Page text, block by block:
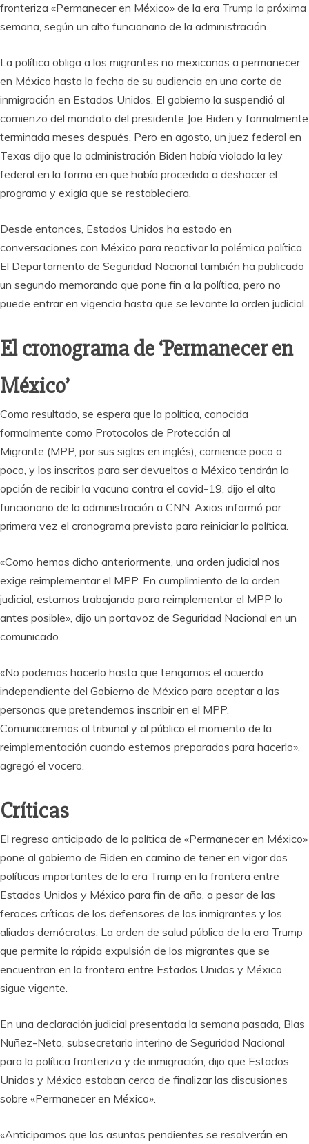
fronteriza «Permanecer en México» de la era Trump la próxima
semana, según un alto funcionario de la administración.
La política obliga a los migrantes no mexicanos a permanecer
en México hasta la fecha de su audiencia en una corte de
inmigración en Estados Unidos. El gobierno la suspendió al
comienzo del mandato del presidente Joe Biden y formalmente
terminada meses después. Pero en agosto, un juez federal en
Texas dijo que la administración Biden había violado la ley
federal en la forma en que había procedido a deshacer el
programa y exigía que se restableciera.
Desde entonces, Estados Unidos ha estado en
conversaciones con México para reactivar la polémica política.
El Departamento de Seguridad Nacional también ha publicado
un segundo memorando que pone fin a la política, pero no
puede entrar en vigencia hasta que se levante la orden judicial.
El cronograma de ‘Permanecer en
México’
Como resultado, se espera que la política, conocida
formalmente como Protocolos de Protección al
Migrante (MPP, por sus siglas en inglés), comience poco a
poco, y los inscritos para ser devueltos a México tendrán la
opción de recibir la vacuna contra el covid-19, dijo el alto
funcionario de la administración a CNN. Axios informó por
primera vez el cronograma previsto para reiniciar la política.
«Como hemos dicho anteriormente, una orden judicial nos
exige reimplementar el MPP. En cumplimiento de la orden
judicial, estamos trabajando para reimplementar el MPP lo
antes posible», dijo un portavoz de Seguridad Nacional en un
comunicado.
«No podemos hacerlo hasta que tengamos el acuerdo
independiente del Gobierno de México para aceptar a las
personas que pretendemos inscribir en el MPP.
Comunicaremos al tribunal y al público el momento de la
reimplementación cuando estemos preparados para hacerlo»,
agregó el vocero.
Críticas
El regreso anticipado de la política de «Permanecer en México»
pone al gobierno de Biden en camino de tener en vigor dos
políticas importantes de la era Trump en la frontera entre
Estados Unidos y México para fin de año, a pesar de las
feroces críticas de los defensores de los inmigrantes y los
aliados demócratas. La orden de salud pública de la era Trump
que permite la rápida expulsión de los migrantes que se
encuentran en la frontera entre Estados Unidos y México
sigue vigente.
En una declaración judicial presentada la semana pasada, Blas
Nuñez-Neto, subsecretario interino de Seguridad Nacional
para la política fronteriza y de inmigración, dijo que Estados
Unidos y México estaban cerca de finalizar las discusiones
sobre «Permanecer en México».
«Anticipamos que los asuntos pendientes se resolverán en